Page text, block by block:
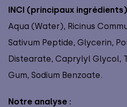
INCI (principaux
Aqua (Water), Ricinus
Sativum Peptide, Glycerin,
Distearate, Caprylyl Glycol,
Gum, Sodium Benzoate.
Notre analyse :